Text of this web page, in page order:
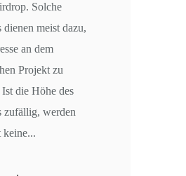
Solche
meist dazu,
an dem
Projekt zu
die Höhe des
zufällig, werden
keine...